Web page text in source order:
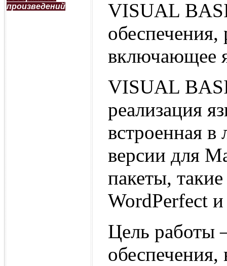
произведений
VISUAL
включающее
VISUAL
реализация
встроенная
версии для
пакеты,
WordPerfect
Цель работы
обеспечения,